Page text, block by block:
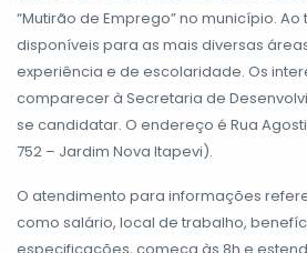
“Mutirão de Emprego” no município.
disponíveis para as mais diversas
experiência e de escolaridade. Os
comparecer à Secretaria de
se candidatar. O endereço é Rua
752 – Jardim Nova Itapevi).
O atendimento para informações
como salário, local de trabalho,
especificações, começa às 8h e